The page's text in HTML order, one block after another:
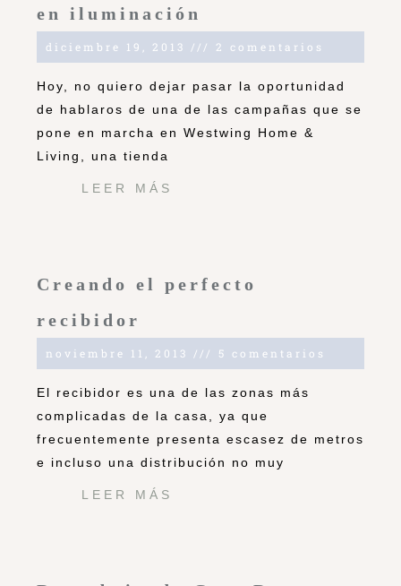
en iluminación
diciembre 19, 2013 2 comentarios
Hoy, no quiero dejar pasar la oportunidad
de hablaros de una de las campañas que se
pone en marcha en Westwing Home &
Living, una tienda
LEER MÁS
Creando el perfecto
recibidor
noviembre 11, 2013 5 comentarios
El recibidor es una de las zonas más
complicadas de la casa, ya que
frecuentemente presenta escasez de metros
e incluso una distribución no muy
LEER MÁS